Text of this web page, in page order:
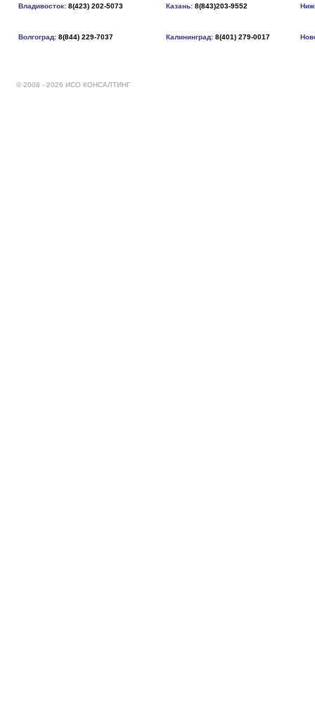
Владивосток: 8(423) 202-5073 Казань: 8(843)203-9552
Волгоград: 8(844) 229-7037 Калининград: 8(401) 279-0017
© 2008 - 2026 ИСО КОНСАЛТИНГ